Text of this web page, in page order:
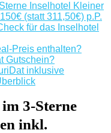
Inselhotel Kleiner
(statt 311,50€) p.P.
für das Inselhotel
Preis enthalten?
Gutschein?
inklusive
im 3-Sterne
inkl.